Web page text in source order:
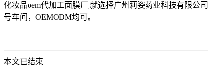
化妆品oem代加工面膜厂,就选择广州莉姿药业科技有限公
号车间，OEMODM均可。
本文已结束